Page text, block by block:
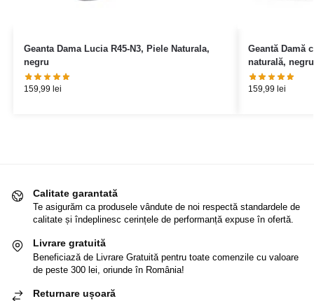
Geanta Dama Lucia R45-N3, Piele Naturala,
negru
159,99 lei
Geantă Damă
naturală,
159,99 lei
Calitate garantată
Te asigurăm ca produsele vândute de noi respectă standardele de
calitate și îndeplinesc cerințele de performanță expuse în ofertă.
Livrare gratuită
Beneficiază de Livrare Gratuită pentru toate comenzile cu valoare
de peste 300 lei, oriunde în România!
Returnare ușoară